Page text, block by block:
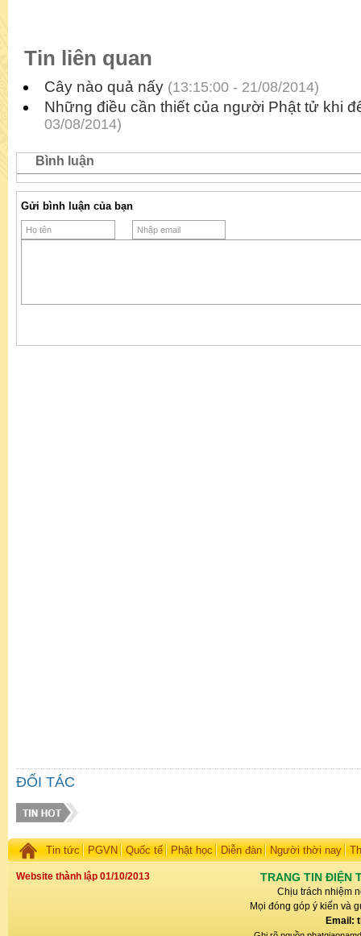
Tin liên quan
Cây nào quả nấy (13:15:00 - 21/08/2014)
Những điều cần thiết của người Phật tử khi
03/08/2014)
Bình luận
Gửi bình luận của bạn
ĐỐI TÁC
Tin tức PGVN Quốc tế Phật học Diễn đàn Người thời nay
Website thành lập 01/10/2013 TRANG TIN ĐIỆN
Chịu trách nhiệm
Mọi đóng góp ý kiến và
Email: